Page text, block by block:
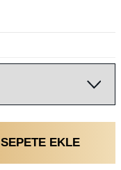
SEPETE EKLE